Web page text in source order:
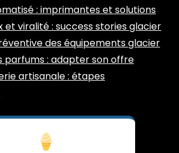
: imprimantes et solutions
et viralité : success stories glacier
des équipements glacier
parfums : adapter son offre
artisanale : étapes